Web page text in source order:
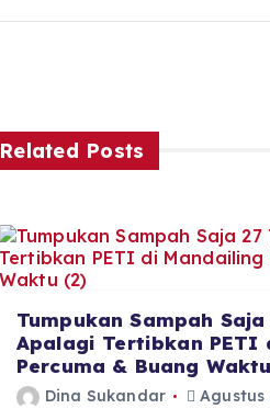
Related Posts
Tumpukan Sampah
Apalagi Tertibkan PETI
Percuma & Buang
Dina Sukandar Agustus